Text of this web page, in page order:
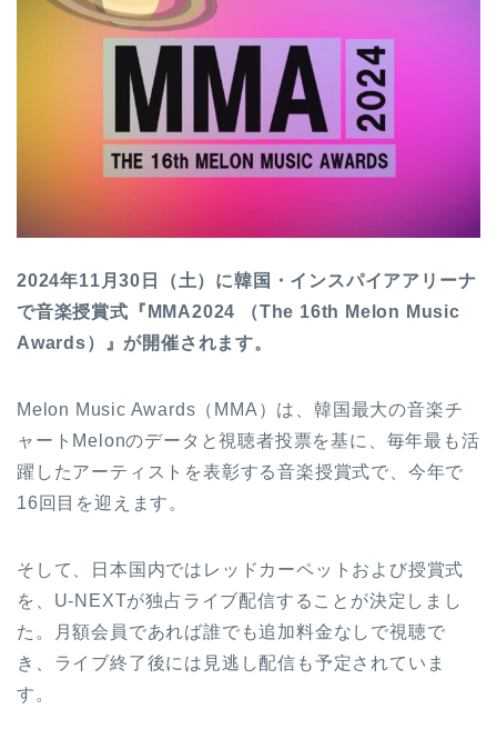
2024年11月30日（土）に韓国・インスパイアアリーナ
で音楽授賞式『MMA2024 （The 16th Melon Music
Awards）』が開催されます。
Melon Music Awards（MMA）は、韓国最大の音楽チ
ャートMelonのデータと視聴者投票を基に、毎年最も活
躍したアーティストを表彰する音楽授賞式で、今年で
16回目を迎えます。
そして、日本国内ではレッドカーペットおよび授賞式
を、U-NEXTが独占ライブ配信することが決定しまし
た。月額会員であれば誰でも追加料金なしで視聴で
き、ライブ終了後には見逃し配信も予定されていま
す。